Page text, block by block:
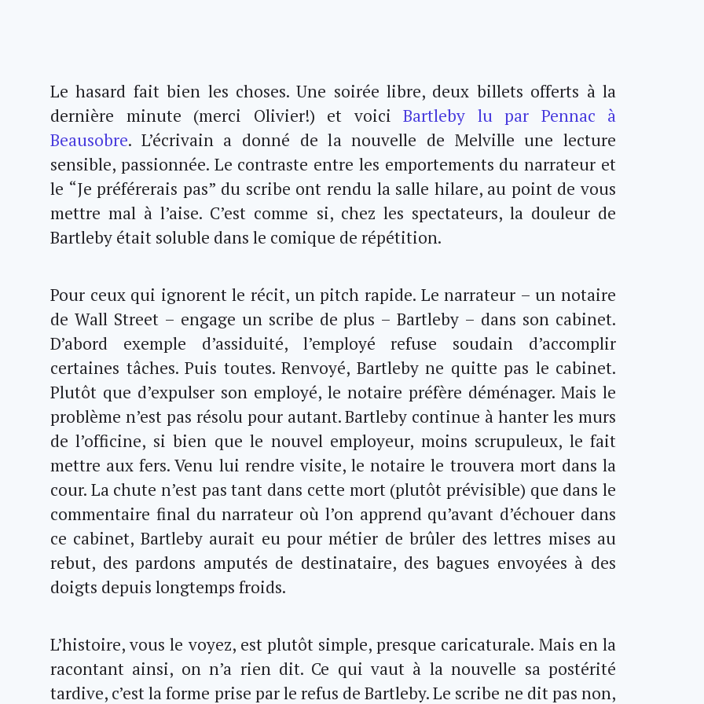
Le hasard fait bien les choses. Une soirée libre, deux billets offerts à la
dernière minute (merci Olivier!) et voici Bartleby lu par Pennac à
Beausobre. L’écrivain a donné de la nouvelle de Melville une lecture
sensible, passionnée. Le contraste entre les emportements du narrateur et
le “Je préférerais pas” du scribe ont rendu la salle hilare, au point de vous
mettre mal à l’aise. C’est comme si, chez les spectateurs, la douleur de
Bartleby était soluble dans le comique de répétition.
Pour ceux qui ignorent le récit, un pitch rapide. Le narrateur – un notaire
de Wall Street – engage un scribe de plus – Bartleby – dans son cabinet.
D’abord exemple d’assiduité, l’employé refuse soudain d’accomplir
certaines tâches. Puis toutes. Renvoyé, Bartleby ne quitte pas le cabinet.
Plutôt que d’expulser son employé, le notaire préfère déménager. Mais le
problème n’est pas résolu pour autant. Bartleby continue à hanter les murs
de l’officine, si bien que le nouvel employeur, moins scrupuleux, le fait
mettre aux fers. Venu lui rendre visite, le notaire le trouvera mort dans la
cour. La chute n’est pas tant dans cette mort (plutôt prévisible) que dans le
commentaire final du narrateur où l’on apprend qu’avant d’échouer dans
ce cabinet, Bartleby aurait eu pour métier de brûler des lettres mises au
rebut, des pardons amputés de destinataire, des bagues envoyées à des
doigts depuis longtemps froids.
L’histoire, vous le voyez, est plutôt simple, presque caricaturale. Mais en la
racontant ainsi, on n’a rien dit. Ce qui vaut à la nouvelle sa postérité
tardive, c’est la forme prise par le refus de Bartleby. Le scribe ne dit pas non,